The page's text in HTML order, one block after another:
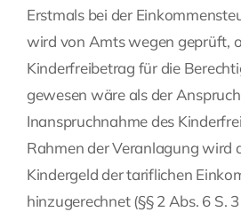
Erstmals bei der
wird von Amts wegen geprüft,
Kinderfreibetrag für die
gewesen wäre als der
Inanspruchnahme des
Rahmen der Veranlagung wird
Kindergeld der tariflichen
hinzugerechnet (§§ 2 Abs. 6 S.